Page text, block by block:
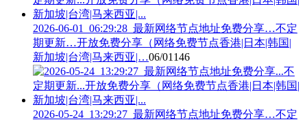
2026-06-01_06:29:28_最新网络节点地址免费分享…不定
期更新…开放免费分享（网络免费节点香港|日本|韩国|
新加坡|台湾|马来西亚|…06/01 146
2026-05-24_13:29:27_最新网络节点地址免费分享…不定